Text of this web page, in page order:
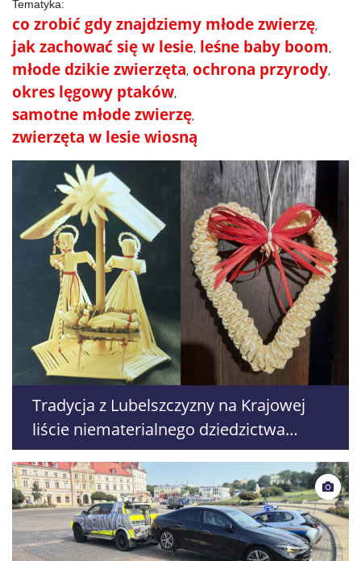
co zrobić gdy znajdziemy młode zwierzę
jak zachować się w lesie leśne baby boom
młode dzikie zwierzęta ochrona przyrody
okres lęgowy ptaków
samotne młode zwierzę
zwierzęta w lesie wiosną
Tradycja z Lubelszczyzny na Krajowej
liście niematerialnego dziedzictwa
kulturowego. Doceniono ozdoby
wyplatane ze słomy